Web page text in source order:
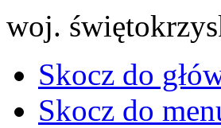
woj.
Skocz do
Skocz do